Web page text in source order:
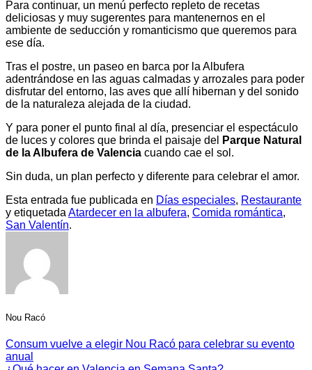
Para continuar, un menú perfecto repleto de recetas
deliciosas y muy sugerentes para mantenernos en el
ambiente de seducción y romanticismo que queremos para
ese día.
Tras el postre, un paseo en barca por la Albufera
adentrándose en las aguas calmadas y arrozales para poder
disfrutar del entorno, las aves que allí hibernan y del sonido
de la naturaleza alejada de la ciudad.
Y para poner el punto final al día, presenciar el espectáculo
de luces y colores que brinda el paisaje del
Parque Natural
de la Albufera de Valencia cuando cae el sol.
Sin duda, un plan perfecto y diferente para celebrar el amor.
Esta entrada fue publicada en Días especiales, Restaurante
y etiquetada Atardecer en la albufera, Comida romántica,
San Valentín.
Nou Racó
Consum vuelve a elegir Nou Racó para celebrar su evento
anual